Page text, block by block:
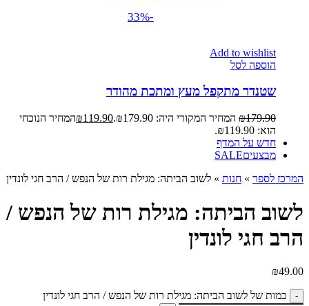
-33%
Add to wishlist
הוספה לסל
שטנדר מתקפל מעץ ומתכת מהודר
₪179.90 המחיר המקורי היה: ₪179.90. ₪119.90
המחיר הנוכחי
הוא: ₪119.90.
חדש על המדף
מבצעיםSALE
המרכז לספר » חנות » לשוב הביתה: מגילת רות של הנפש / הרב חגי לונדין
לשוב הביתה: מגילת רות של הנפש /
הרב חגי לונדין
₪49.00
כמות של לשוב הביתה: מגילת רות של הנפש / הרב חגי לונדין